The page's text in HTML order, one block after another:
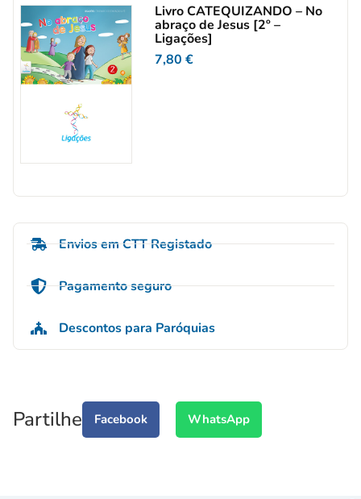
Livro CATEQUIZANDO – No
abraço de Jesus [2º –
Ligações]
7,80€
Envios em CTT Registado
Pagamento seguro
Descontos para Paróquias
Partilhe Facebook WhatsApp